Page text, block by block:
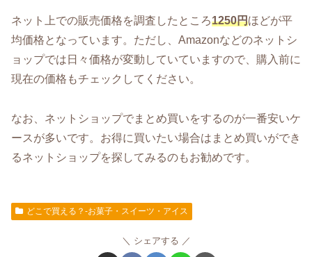
ネット上での販売価格を調査したところ1250円ほどが平
均価格となっています。ただし、Amazonなどのネットシ
ョップでは日々価格が変動していていますので、購入前に
現在の価格もチェックしてください。
なお、ネットショップでまとめ買いをするのが一番安いケ
ースが多いです。お得に買いたい場合はまとめ買いができ
るネットショップを探してみるのもお勧めです。
どこで買える？-お菓子・スイーツ・アイス
シェアする